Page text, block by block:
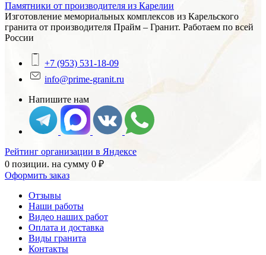
Памятники от производителя из Карелии
Изготовление мемориальных комплексов из Карельского
гранита от производителя Прайм – Гранит. Работаем по всей
России
+7 (953) 531-18-09
info@prime-granit.ru
Напишите нам
Рейтинг организации в Яндексе
0 позиции. на сумму 0 ₽
Оформить заказ
Отзывы
Наши работы
Видео наших работ
Оплата и доставка
Виды гранита
Контакты